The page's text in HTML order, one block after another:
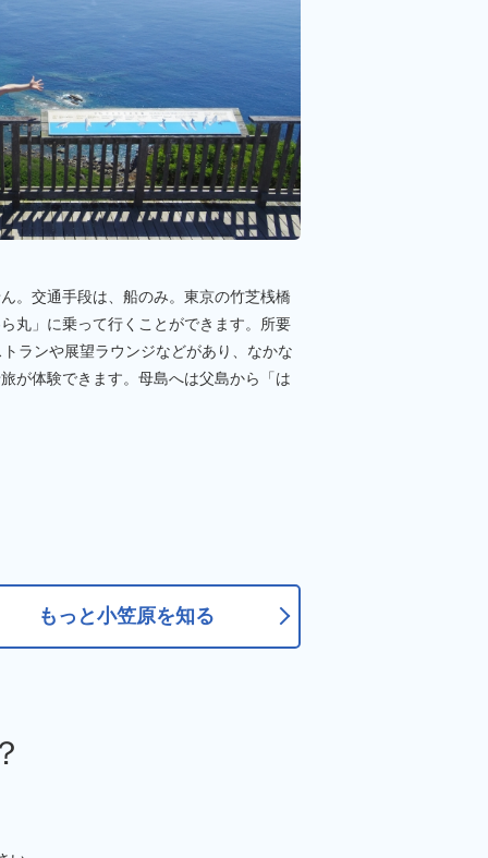
。交通手段は、船のみ。東京の竹芝桟橋
丸」に乗って行くことができます。所要
ランや展望ラウンジなどがあり、なかな
が体験できます。母島へは父島から「は
もっと小笠原を知る